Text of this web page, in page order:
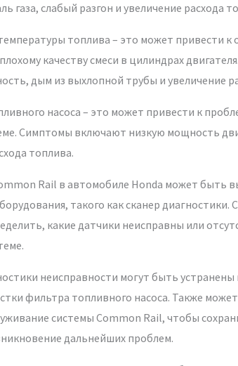
газа, слабый разгон и увеличение расхода
топлива – это может привести
качеству смеси в цилиндрах
дым из выхлопной трубы и увеличение
насоса – это может привести к
Симптомы включают низкую мощность
топлива.
Rail в автомобиле Honda может быть
такого как сканер
какие датчики неисправны или
неисправности могут быть
фильтра топливного насоса. Также
системы Common Rail, чтобы
дальнейших проблем.